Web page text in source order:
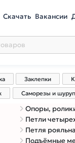
Скачать Вакансии
Заклепки
Саморезы и
Опоры,
Петли
Петля
Подъёмные